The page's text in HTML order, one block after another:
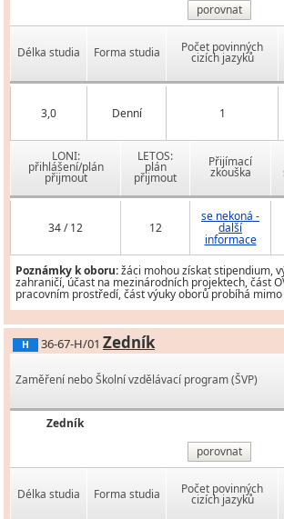
porovnat
Délka studia Forma studia Počet povinných
cizích jazyků
3,0 Denní 1
LONI:
přihlášení/plán
přijmout
LETOS:
plán
přijmout
Přijímací
zkouška
34 / 12 12
se nekoná -
další
informace
Poznámky k oboru:žáci mohou získat stipendium,
zahraničí, účast na mezinárodních projektech, část
pracovním prostředí, část výuky oborů probíhá
H 36-67-H/01 Zedník
Zaměření nebo Školní vzdělávací program (ŠVP)
Zedník
porovnat
Délka studia Forma studia Počet povinných
cizích jazyků